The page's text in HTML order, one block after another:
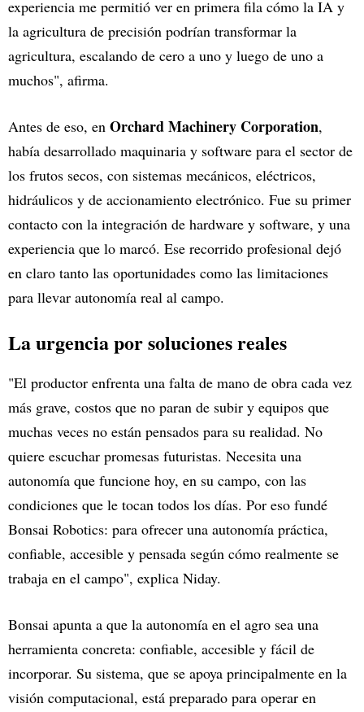
experiencia me permitió ver en primera fila cómo la IA y
la agricultura de precisión podrían transformar la
agricultura, escalando de cero a uno y luego de uno a
muchos", afirma.
Antes de eso, en Orchard Machinery Corporation,
había desarrollado maquinaria y software para el sector de
los frutos secos, con sistemas mecánicos, eléctricos,
hidráulicos y de accionamiento electrónico. Fue su primer
contacto con la integración de hardware y software, y una
experiencia que lo marcó. Ese recorrido profesional dejó
en claro tanto las oportunidades como las limitaciones
para llevar autonomía real al campo.
La urgencia por soluciones reales
"El productor enfrenta una falta de mano de obra cada vez
más grave, costos que no paran de subir y equipos que
muchas veces no están pensados para su realidad. No
quiere escuchar promesas futuristas. Necesita una
autonomía que funcione hoy, en su campo, con las
condiciones que le tocan todos los días. Por eso fundé
Bonsai Robotics: para ofrecer una autonomía práctica,
confiable, accesible y pensada según cómo realmente se
trabaja en el campo", explica Niday.
Bonsai apunta a que la autonomía en el agro sea una
herramienta concreta: confiable, accesible y fácil de
incorporar. Su sistema, que se apoya principalmente en la
visión computacional, está preparado para operar en